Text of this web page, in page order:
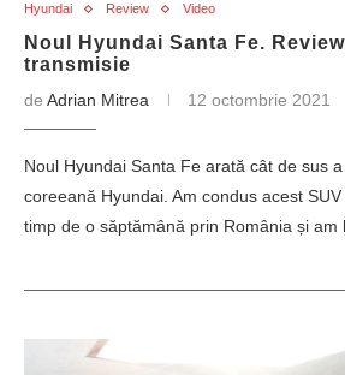
Hyundai Review Video
Noul Hyundai Santa Fe.
transmisie
de Adrian Mitrea 12 octombrie 2021
Noul Hyundai Santa Fe arată cât de sus
coreeană Hyundai. Am condus acest
timp de o săptămână prin România și am